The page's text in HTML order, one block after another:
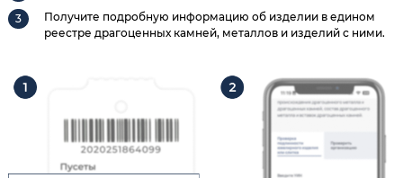
Получите подробную информацию об изделии в едином
реестре драгоценных камней, металлов и изделий с ними.